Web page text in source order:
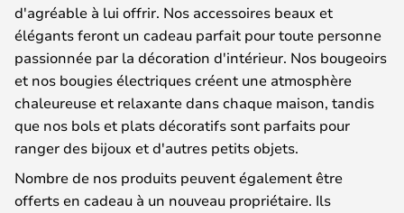
d'agréable à lui offrir. Nos accessoires beaux et
élégants feront un cadeau parfait pour toute personne
passionnée par la décoration d'intérieur. Nos bougeoirs
et nos bougies électriques créent une atmosphère
chaleureuse et relaxante dans chaque maison, tandis
que nos bols et plats décoratifs sont parfaits pour
ranger des bijoux et d'autres petits objets.
Nombre de nos produits peuvent également être
offerts en cadeau à un nouveau propriétaire. Ils